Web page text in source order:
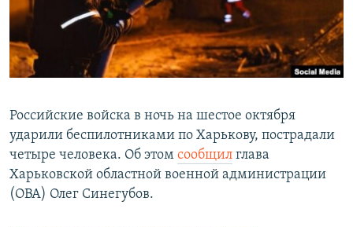
Российские войска в ночь на шестое октября
ударили беспилотниками по Харькову, пострадали
четыре человека. Об этом сообщил глава
Харьковской областной военной администрации
(ОВА) Олег Синегубов.